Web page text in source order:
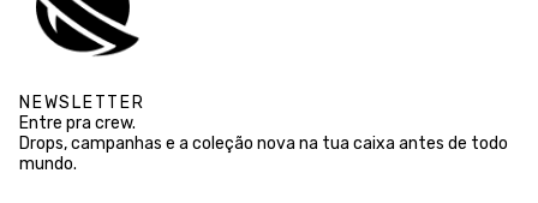
NEWSLETTER
Entre pra crew.
Drops, campanhas e a coleção nova na tua caixa antes de todo
mundo.